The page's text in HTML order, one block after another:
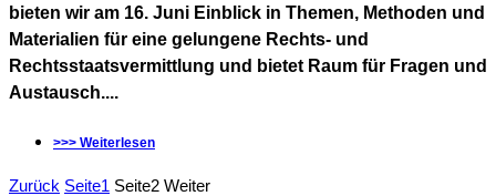
bieten wir am 16. Juni Einblick in Themen, Methoden und
Materialien für eine gelungene Rechts- und
Rechtsstaatsvermittlung und bietet Raum für Fragen und
Austausch....
>>> Weiterlesen
Zurück Seite1 Seite2 Weiter